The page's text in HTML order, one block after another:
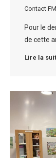
Contact
Pour le
de cette
Lire la